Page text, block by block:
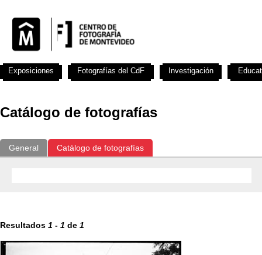
Catálogo de fotografías
General Catálogo de fotografías
Resultados 1 - 1 de 1
Exposiciones Fotografías del CdF Investigación